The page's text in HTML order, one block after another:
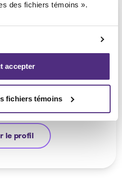
des fichiers témoins ».
accepter
fichiers témoins
PAIR, SAI
le profil
Thibault